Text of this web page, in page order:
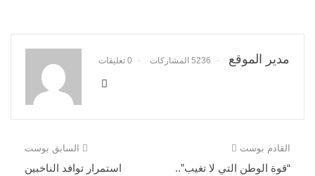
مدير الموقع 5236 المشاركات 0 تعليقات
السابق بوست
استمرار توافد الناخبين
القادم بوست
“قوة الوطن التي لا تغيب”..